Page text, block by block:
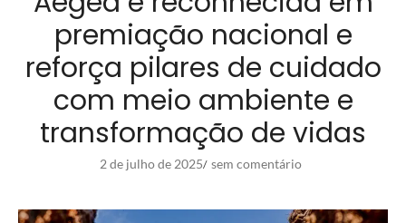
premiação nacional e
reforça pilares de cuidado
com meio ambiente e
transformação de vidas
2 de julho de 2025/ sem comentário